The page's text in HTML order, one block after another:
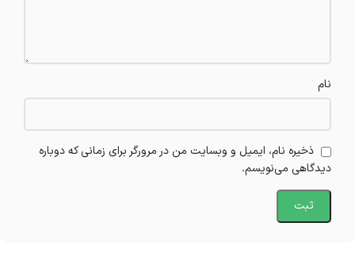
نام
ذخیره نام، ایمیل و وبسایت من در مرورگر برای زمانی که دوباره
دیدگاهی می‌نویسم.